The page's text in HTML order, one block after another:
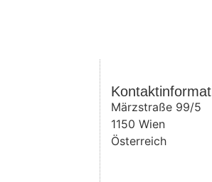
Märzstraße 99/5
1150 Wien
Österreich